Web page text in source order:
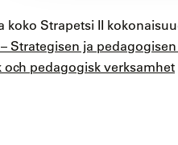
koko Strapetsi II
Strategisen ja
och pedagogisk verksamhet